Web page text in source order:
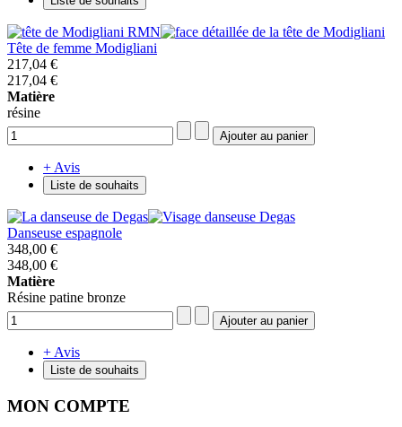
Tête de femme Modigliani
217,04 €
217,04 €
Matière
résine
+ Avis
Liste de souhaits
Danseuse espagnole
348,00 €
348,00 €
Matière
Résine patine bronze
+ Avis
Liste de souhaits
MON COMPTE